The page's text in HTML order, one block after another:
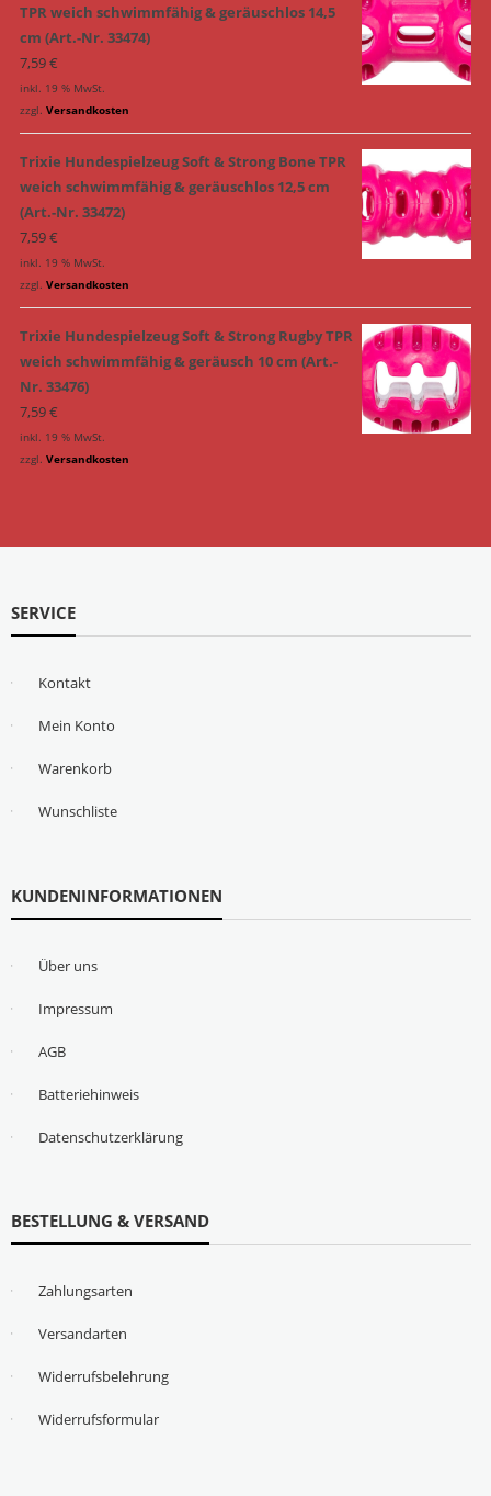
TPR weich schwimmfähig & geräuschlos 14,5
cm (Art.-Nr. 33474)
7,59€
inkl. 19 % MwSt.
zzgl. Versandkosten
Trixie Hundespielzeug Soft & Strong Bone TPR
weich schwimmfähig & geräuschlos 12,5 cm
(Art.-Nr. 33472)
7,59€
inkl. 19 % MwSt.
zzgl. Versandkosten
Trixie Hundespielzeug Soft & Strong Rugby TPR
weich schwimmfähig & geräusch 10 cm (Art.-
Nr. 33476)
7,59€
inkl. 19 % MwSt.
zzgl. Versandkosten
SERVICE
Kontakt
Mein Konto
Warenkorb
Wunschliste
KUNDENINFORMATIONEN
Über uns
Impressum
AGB
Batteriehinweis
Datenschutzerklärung
BESTELLUNG & VERSAND
Zahlungsarten
Versandarten
Widerrufsbelehrung
Widerrufsformular